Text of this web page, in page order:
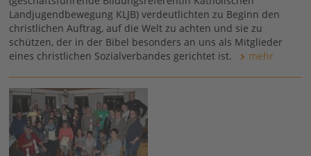
Landjugendbewegung KLJB) verdeutlichten zu Beginn den
christlichen Auftrag, auf die Welt zu achten und sie zu
schützen, der in der Bibel besonders an uns als Mitglieder
eines christlichen Sozialverbandes gerichtet ist.
mehr